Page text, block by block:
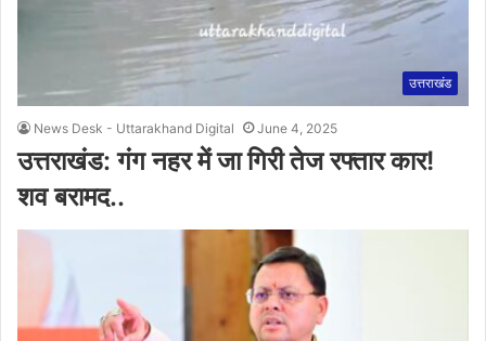
उत्तराखंड
News Desk - Uttarakhand Digital June 4, 2025
उत्तराखंड: गंग नहर में जा गिरी तेज रफ्तार कार!
शव बरामद..